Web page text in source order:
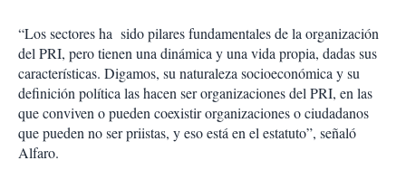
“Los sectores ha sido pilares fundamentales de la organización
del PRI, pero tienen una dinámica y una vida propia, dadas sus
características. Digamos, su naturaleza socioeconómica y su
definición política las hacen ser organizaciones del PRI, en las
que conviven o pueden coexistir organizaciones o ciudadanos
que pueden no ser priistas, y eso está en el estatuto”, señaló
Alfaro.